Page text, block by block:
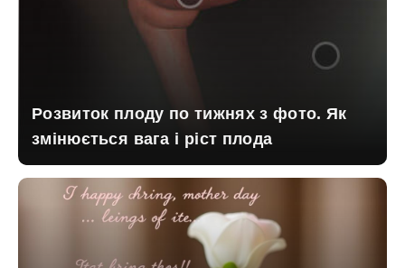
Розвиток плоду по тижнях з фото. Як
змінюється вага і ріст плода